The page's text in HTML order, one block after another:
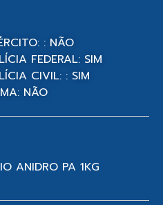
: NÃO
FEDERAL: SIM
CIVIL: : SIM
NÃO
ANIDRO PA 1KG